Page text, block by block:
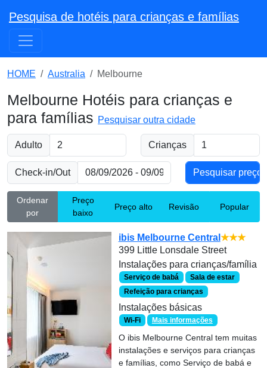
Pesquisa de hotéis para crianças e famílias
HOME Australia Melbourne
Melbourne Hotéis para crianças e
para famílias Pesquisar outra cidade
Adulto Crianças
Check-in/Out
Ordenar
por
Preço
baixo
Preço alto Revisão Popular
ibis Melbourne Central ★★★
399 Little Lonsdale Street
Instalações para crianças/família
Serviço de babá
Sala de estar
Refeição para crianças
Instalações básicas
Wi-Fi Mais informações
O ibis Melbourne Central tem muitas
instalações e serviços para crianças
e famílias, como Serviço de babá e